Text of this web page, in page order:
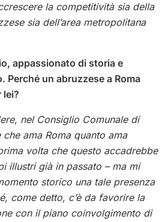
la competitività sia della
sia dell’area metropolitana
appassionato di storia e
Perché un abruzzese a Roma
lei?
nel Consiglio Comunale di
ama Roma quanto ama
volta che questo accadrebbe
illustri già in passato – ma mi
storico una tale presenza
come detto, c’è da favorire la
con il piano coinvolgimento di